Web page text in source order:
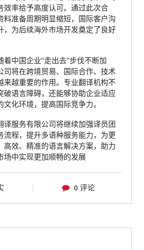
效率给予高度认可。通过此次合
料准备周期明显缩短，国际客户沟
，为后续海外市场开发奠定了良好
着中国企业“走出去”步伐不断加
司将在跨境贸易、国际合作、技术
来越重要的作用。专业翻译机构不
破语言障碍，还能够协助企业适应
化环境，提高国际竞争力。
译服务有限公司将继续加强译员团
流程，提升多语种服务能力，为更
高效、精准的语言解决方案，助力
场中实现更加顺畅的发展
0 评论